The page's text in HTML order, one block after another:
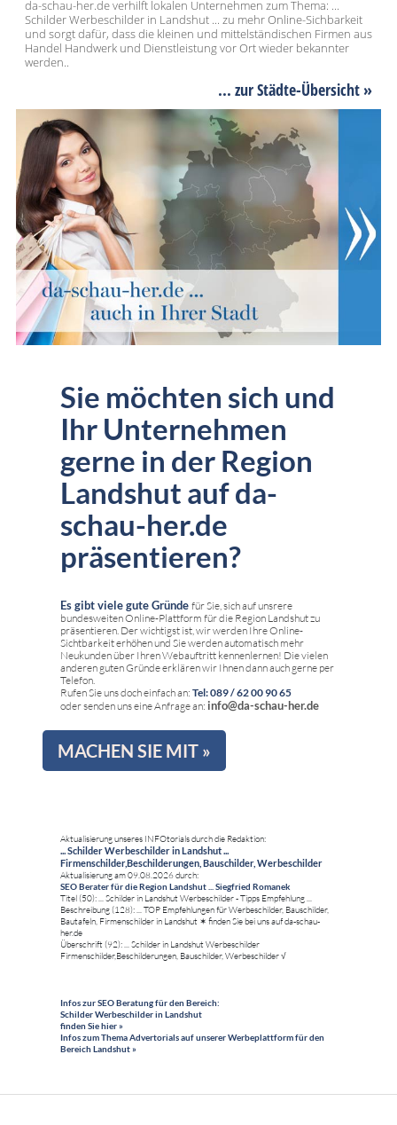
da-schau-her.de verhilft lokalen Unternehmen zum Thema: ...
Schilder Werbeschilder in Landshut ... zu mehr Online-Sichbarkeit
und sorgt dafür, dass die kleinen und mittelständischen Firmen aus
Handel Handwerk und Dienstleistung vor Ort wieder bekannter
werden..
... zur Städte-Übersicht »
Sie möchten sich und
Ihr Unternehmen
gerne in der Region
Landshut auf da-
schau-her.de
präsentieren?
Es gibt viele gute Gründe für Sie, sich auf unsrere
bundesweiten Online-Plattform für die Region Landshut zu
präsentieren. Der wichtigst ist, wir werden Ihre Online-
Sichtbarkeit erhöhen und Sie werden automatisch mehr
Neukunden über Ihren Webauftritt kennenlernen! Die vielen
anderen guten Gründe erklären wir Ihnen dann auch gerne per
Telefon.
Rufen Sie uns doch einfach an: Tel: 089 / 62 00 90 65
oder senden uns eine Anfrage an: info@da-schau-her.de
MACHEN SIE MIT »
Aktualisierung unseres INFOtorials durch die Redaktion:
... Schilder Werbeschilder in Landshut ...
Firmenschilder,Beschilderungen, Bauschilder, Werbeschilder
Aktualisierung am 09.08.2026 durch:
SEO Berater für die Region Landshut ... Siegfried Romanek
Titel (50): ... Schilder in Landshut Werbeschilder - Tipps Empfehlung ...
Beschreibung (128): ... TOP Empfehlungen für Werbeschilder, Bauschilder,
Bautafeln, Firmenschilder in Landshut ✶ finden Sie bei uns auf da-schau-
her.de
Überschrift (92): ... Schilder in Landshut Werbeschilder
Firmenschilder,Beschilderungen, Bauschilder, Werbeschilder √
Infos zur SEO Beratung für den Bereich:
Schilder Werbeschilder in Landshut
finden Sie hier »
Infos zum Thema Advertorials auf unserer Werbeplattform für den
Bereich Landshut »